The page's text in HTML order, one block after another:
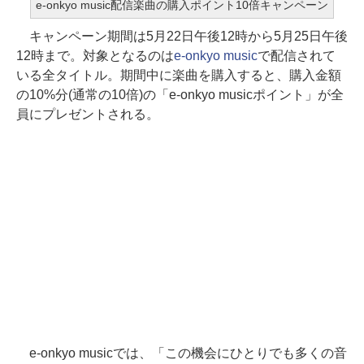
e-onkyo music配信楽曲の購入ポイント10倍キャンペーン
キャンペーン期間は5月22日午後12時から5月25日午後
12時まで。対象となるのはe-onkyo musicで配信されて
いる全タイトル。期間中に楽曲を購入すると、購入金額
の10%分(通常の10倍)の「e-onkyo musicポイント」が全
員にプレゼントされる。
e-onkyo musicでは、「この機会にひとりでも多くの音